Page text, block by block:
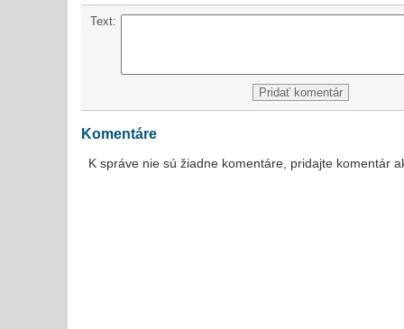
Text:
Komentáre
K správe nie sú žiadne komentáre, pridajte komentár